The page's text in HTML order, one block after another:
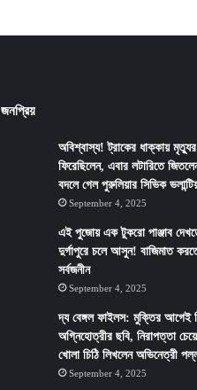
জনপ্রিয়
অবিশ্বাস্য! ট্রাকের ধাক্কায়
ফিরেছিলেন, এবার লটারিতে
বদলে গেল পুরুলিয়ার সিভিক
September 4, 2025
এই পুজোয় এক টুকরো পাঞ্জাব
দুর্গাপুরে চলে আসুন! বাজিমাত
সর্বজনীন
September 4, 2025
দ্য বেঙ্গল ফাইলস: মুক্তির আগেই
অগ্নিহোত্রীর ছবি, নিরাপত্তা চেয়ে
খোলা চিঠি লিখলেন অভিনেত্রী
September 4, 2025